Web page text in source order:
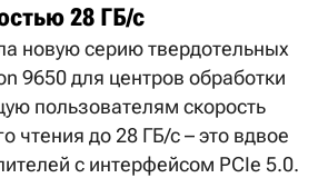
28 ГБ/с
новую серию твердотельных
9650 для центров обработки
пользователям скорость
чтения до 28 ГБ/с – это вдвое
с интерфейсом PCIe 5.0.